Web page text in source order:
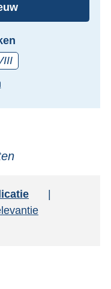
op:
pagina
per pagina